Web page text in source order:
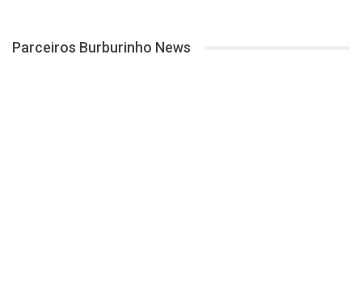
Parceiros Burburinho News